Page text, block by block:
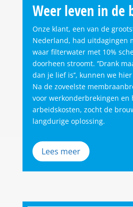
Weer leven in de
Onze klant, een van de
Nederland, had uitdagingen
waar filterwater met 10%
doorheen stroomt. ‘’Drank
dan je lief is’’, kunnen we
Na de zoveelste
voor werkonderbrekingen en
arbeidskosten, zocht de
langdurige oplossing.
Lees meer